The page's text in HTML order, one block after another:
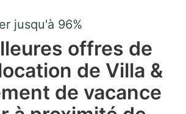
select
a
date.
Press
the
jusqu'à 96%
offres de
de Villa &
de vacance